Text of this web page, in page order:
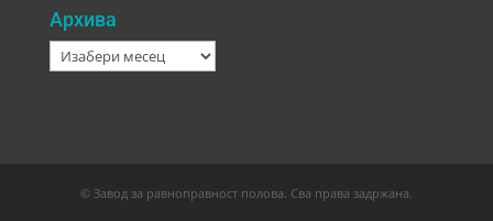
Архива
Архива
© Завод за равноправност полова. Сва права задржана.